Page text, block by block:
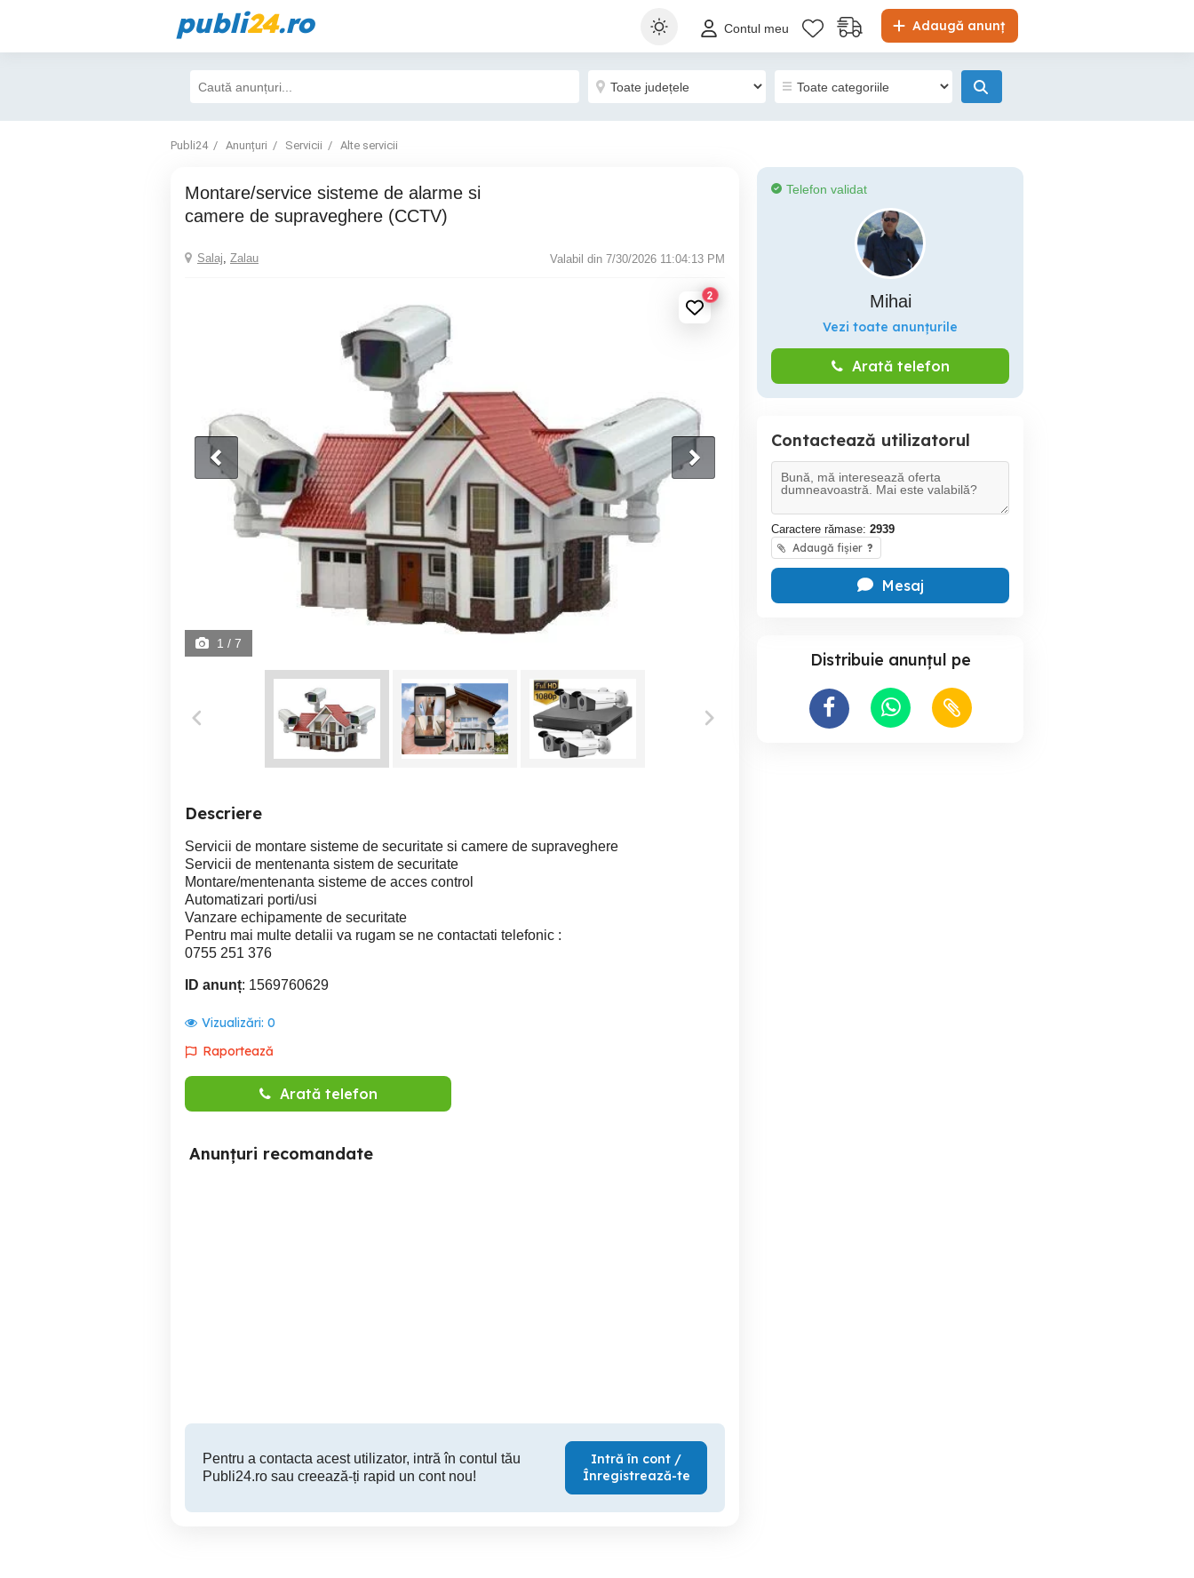
publi24.ro Adaugă anunț
Contul meu
Publi24 Anunțuri Servicii Alte servicii
Montare/service sisteme de alarme si
camere de supraveghere (CCTV)
Salaj, Zalau Valabil din 7/30/2026 11:04:13 PM
2
1 / 7
Descriere
Servicii de montare sisteme de securitate si camere de supraveghere
Servicii de mentenanta sistem de securitate
Montare/mentenanta sisteme de acces control
Automatizari porti/usi
Vanzare echipamente de securitate
Pentru mai multe detalii va rugam se ne contactati telefonic :
0755 251 376
ID anunț: 1569760629
Vizualizări: 0
Raportează
Arată telefon
Anunțuri recomandate
Pentru a contacta acest utilizator, intră în contul tău
Publi24.ro sau creează-ți rapid un cont nou!
Intră în cont /
Înregistrează-te
Telefon validat
Mihai
Vezi toate anunțurile
Arată telefon
Contactează utilizatorul
Caractere rămase: 2939
Adaugă fișier ?
Mesaj
Distribuie anunțul pe